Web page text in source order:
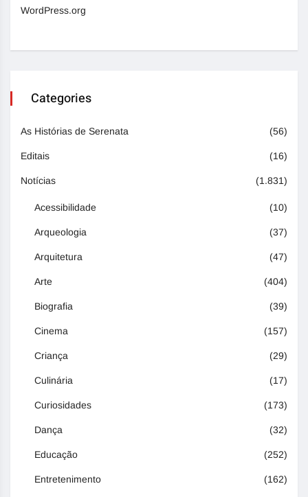
WordPress.org
Categories
As Histórias de Serenata (56)
Editais (16)
Notícias (1.831)
Acessibilidade (10)
Arqueologia (37)
Arquitetura (47)
Arte (404)
Biografia (39)
Cinema (157)
Criança (29)
Culinária (17)
Curiosidades (173)
Dança (32)
Educação (252)
Entretenimento (162)